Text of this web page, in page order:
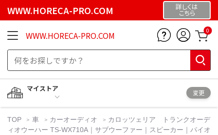
WWW.HORECA-PRO.COM 詳しくは
こちら
WWW.HORECA-PRO.COM 0
マイストア
変更
TOP 車 カーオーディオ
カロッツェリア トランクオーデ
ィオウーハー TS-WX710A｜サブウーファー｜スピーカー｜パイオ